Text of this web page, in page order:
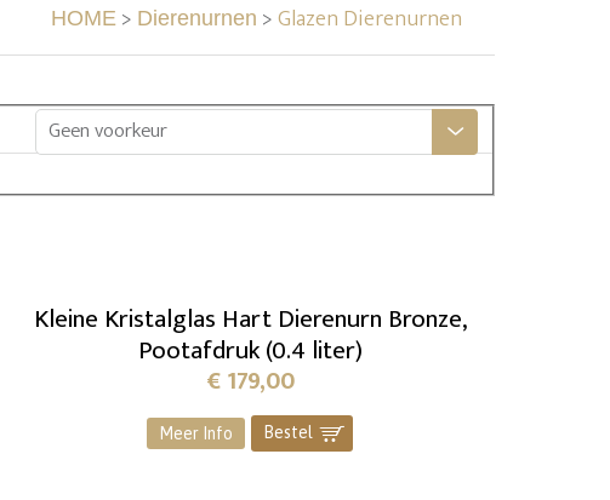
HOME > Dierenurnen >Glazen Dierenurnen
Geen voorkeur
Kleine Kristalglas Hart Dierenurn Bronze,
Pootafdruk (0.4 liter)
€179,00
Meer Info Bestel ]